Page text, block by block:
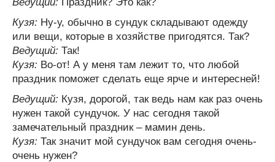
Кузя: Ну-у, обычно в сундук складывают одежду
или вещи, которые в хозяйстве пригодятся. Так?
Ведущий: Так!
Кузя: Во-от! А у меня там лежит то, что любой
праздник поможет сделать еще ярче и интересней!
Ведущий: Кузя, дорогой, так ведь нам как раз очень
нужен такой сундучок. У нас сегодня такой
замечательный праздник – мамин день.
Кузя: Так значит мой сундучок вам сегодня очень-
очень нужен?